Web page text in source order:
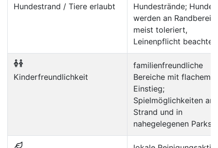
Hundestrand / Tiere erlaubt
Hundestrände; Hunde
werden an
meist toleriert,
Leinenpflicht beachten
Kinderfreundlichkeit
familienfreundliche
Bereiche mit flachem
Einstieg;
Spielmöglichkeiten am
Strand und in
nahegelegenen Parks